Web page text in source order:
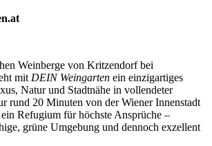
Weinberge von Kritzendorf bei
mit DEIN Weingarten ein einzigartiges
Natur und Stadtnähe in vollendeter
rund 20 Minuten von der Wiener Innenstadt
Refugium für höchste Ansprüche –
grüne Umgebung und dennoch exzellent